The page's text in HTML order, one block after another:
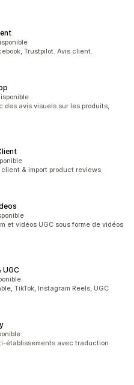
Trustpilot. Avis client.
des avis visuels sur les produits,
& import product reviews
et vidéos UGC sous forme de vidéos
UGC
TikTok, Instagram Reels, UGC
établissements avec traduction